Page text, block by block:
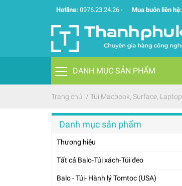
Hotline: 0976.23.24.26 - Mua buôn liên hệ:
DANH MỤC SẢN PHẨM
Trang chủ / Túi Macbook, Surface, Laptop
Danh mục sản phẩm
Thương hiệu
Tất cả Balo-Túi xách-Túi đeo
Balo - Túi- Hành lý Tomtoc (USA)